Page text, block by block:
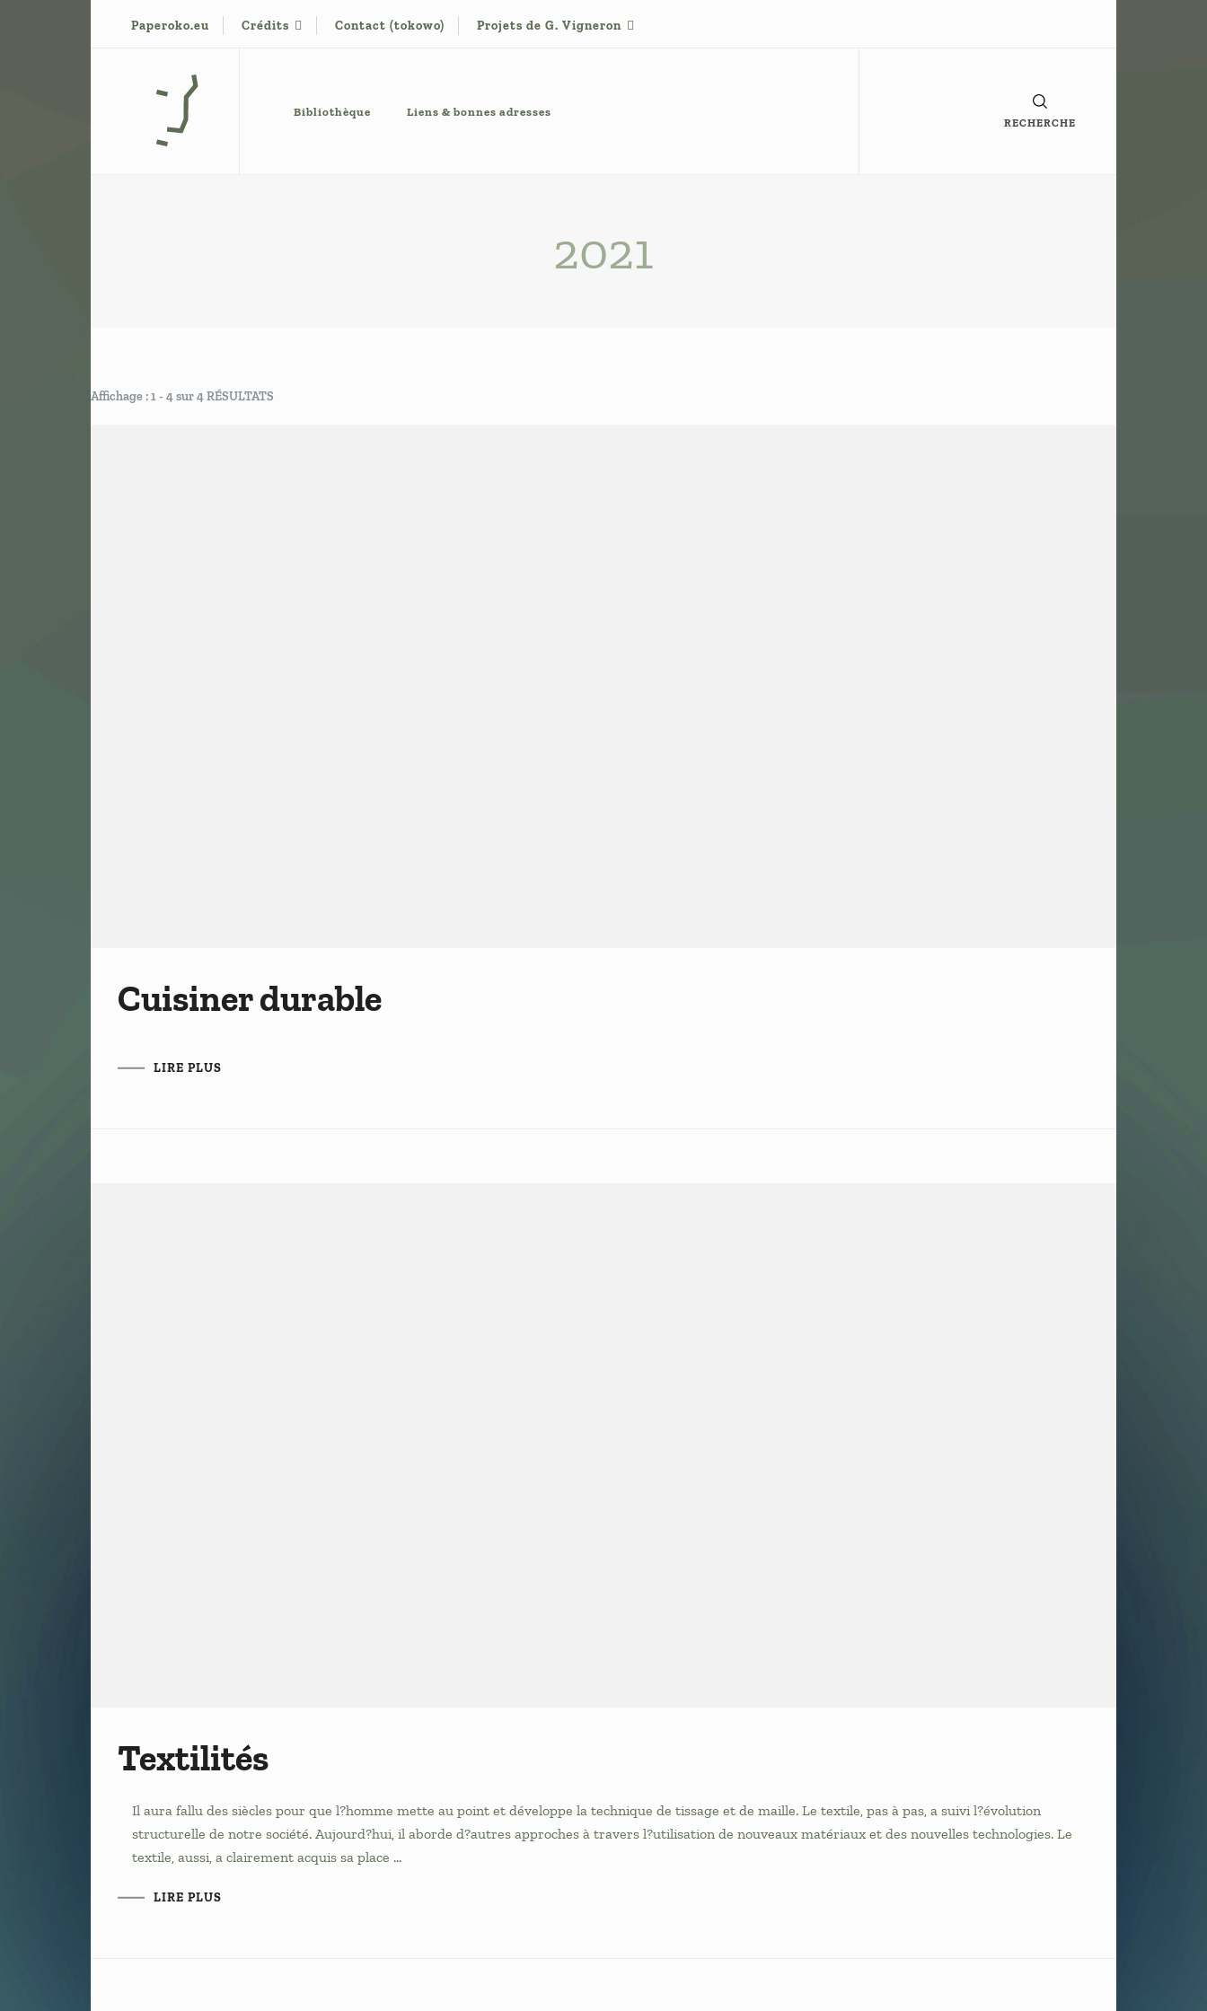
Paperoko.eu Crédits Contact (tokowo) Projets de G. Vigneron
Base de conaissance de G. VigneronBibliothèque Liens & bonnes adresses
RECHERCHE
2021
Affichage : 1 - 4 sur 4 RÉSULTATS
Cuisiner durable
LIRE PLUS
Textilités
Il aura fallu des siècles pour que l?homme mette au point et développe la technique de tissage et de maille. Le textile, pas à pas, a suivi l?évolution
structurelle de notre société. Aujourd?hui, il aborde d?autres approches à travers l?utilisation de nouveaux matériaux et des nouvelles technologies. Le
textile, aussi, a clairement acquis sa place …
LIRE PLUS